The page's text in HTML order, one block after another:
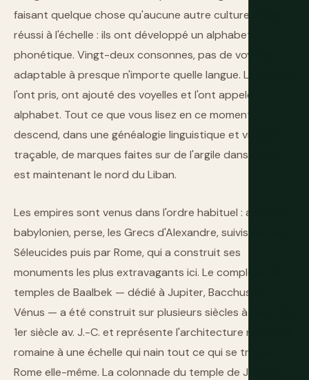
faisant quelque chose qu'aucune autre culture n'avait
réussi à l'échelle : ils ont développé un alphabet
phonétique. Vingt-deux consonnes, pas de voyelles,
adaptable à presque n'importe quelle langue. Les Grecs
l'ont pris, ont ajouté des voyelles et l'ont appelé
alphabet. Tout ce que vous lisez en ce moment
descend, dans une généalogie linguistique et visuelle
traçable, de marques faites sur de l'argile dans ce qui
est maintenant le nord du Liban.
Les empires sont venus dans l'ordre habituel : assyrien,
babylonien, perse, les Grecs d'Alexandre, suivis par les
Séleucides puis par Rome, qui a construit ses
monuments les plus extravagants ici. Le complexe de
temples de Baalbek — dédié à Jupiter, Bacchus et
Vénus — a été construit sur plusieurs siècles à partir du
1er siècle av. J.-C. et représente l'architecture religieuse
romaine à une échelle qui nain tout ce qui se trouve à
Rome elle-même. La colonnade du temple de Jupiter